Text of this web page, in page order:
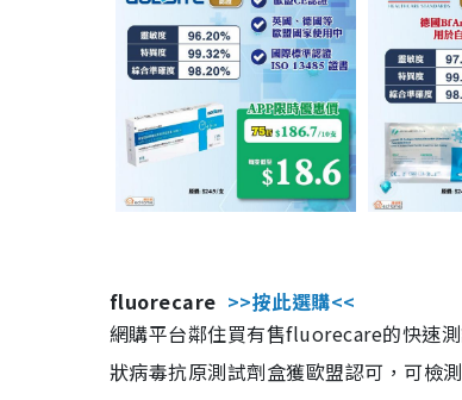
fluorecare >>按此選購<<
網購平台鄰住買有售fluorecare的快速
狀病毒抗原測試劑盒獲歐盟認可，可檢